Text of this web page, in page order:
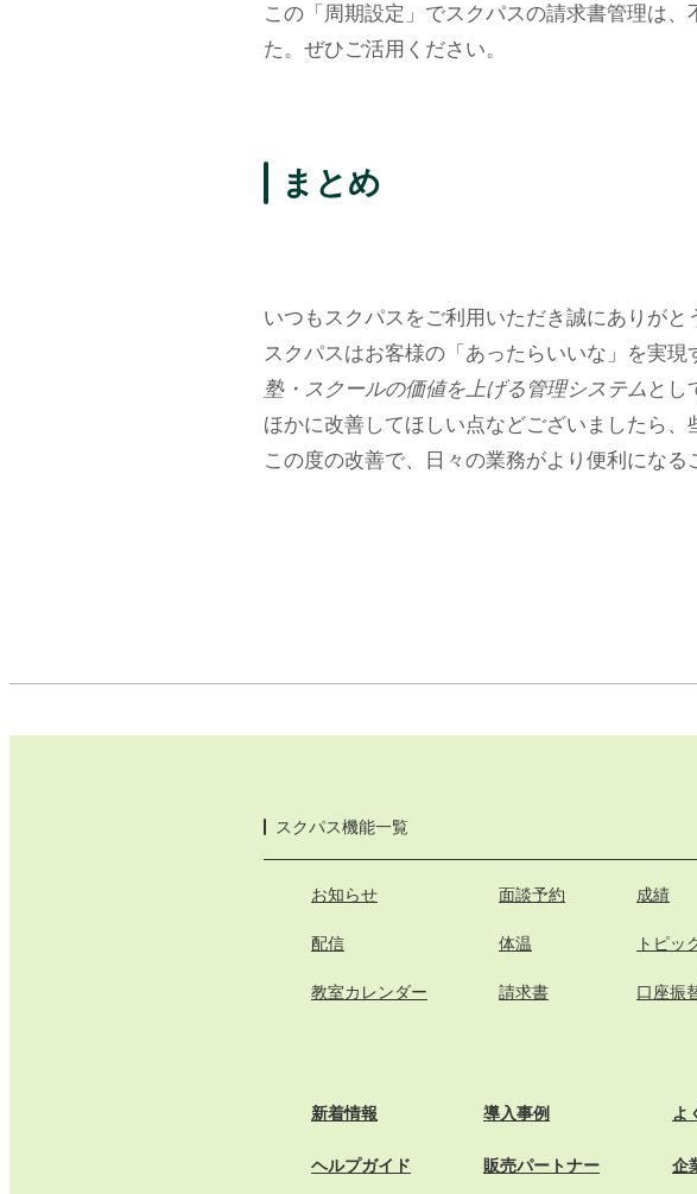
この「周期設定」でスクパスの請求書管理は
た。ぜひご活用ください。
まとめ
いつもスクパスをご利用いただき誠にありがと
スクパスはお客様の「あったらいいな」を実現
塾・スクールの価値を上げる管理システム とし
ほかに改善してほしい点などございましたら、
この度の改善で、日々の業務がより便利になる
スクパス機能一覧
お知らせ 面談予約 成績
配信 体温 トピッ
教室カレンダー 請求書 口座振
新着情報 導入事例 よ
ヘルプガイド 販売パートナー 企